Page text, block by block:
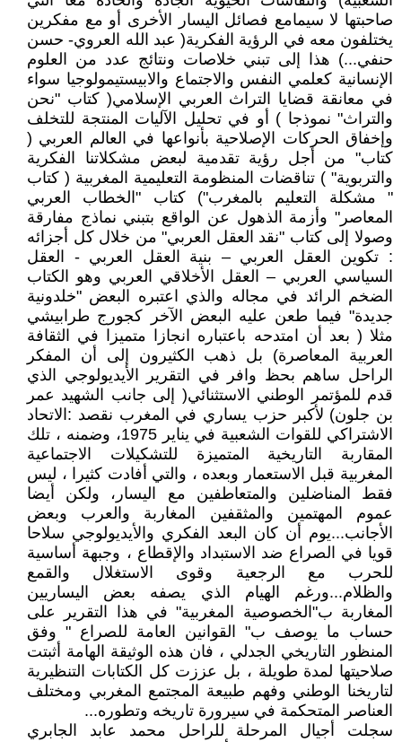
صاحبتها لا سيمامع فصائل اليسار الأخرى أو مع مفكرين
يختلفون معه في الرؤية الفكرية( عبد الله العروي- حسن
حنفي...) هذا إلى تبني خلاصات ونتائج عدد من العلوم
الإنسانية كعلمي النفس والاجتماع والابيستيمولوجيا سواء
في معانقة قضايا التراث العربي الإسلامي( كتاب "نحن
والتراث" نموذجا ) أو في تحليل الآليات المنتجة للتخلف
وإخفاق الحركات الإصلاحية بأنواعها في العالم العربي (
كتاب" من أجل رؤية تقدمية لبعض مشكلاتنا الفكرية
والتربوية" ) تناقضات المنظومة التعليمية المغربية ( كتاب
" مشكلة التعليم بالمغرب") كتاب "الخطاب العربي
المعاصر" وأزمة الذهول عن الواقع بتبني نماذج مفارقة
وصولا إلى كتاب "نقد العقل العربي" من خلال كل أجزائه
: تكوين العقل العربي – بنية العقل العربي - العقل
السياسي العربي – العقل الأخلاقي العربي وهو الكتاب
الضخم الرائد في مجاله والذي اعتبره البعض "خلدونية
جديدة" فيما طعن عليه البعض الآخر كجورج طرابيشي
مثلا ( بعد أن امتدحه باعتباره انجازا متميزا في الثقافة
العربية المعاصرة) بل ذهب الكثيرون إلى أن المفكر
الراحل ساهم بحظ وافر في التقرير الأيديولوجي الذي
قدم للمؤتمر الوطني الاستثنائي( إلى جانب الشهيد عمر
بن جلون) لأكبر حزب يساري في المغرب نقصد :الاتحاد
الاشتراكي للقوات الشعبية في يناير 1975، وضمنه ، تلك
المقاربة التاريخية المتميزة للتشكيلات الاجتماعية
المغربية قبل الاستعمار وبعده ، والتي أفادت كثيرا ، ليس
فقط المناضلين والمتعاطفين مع اليسار، ولكن أيضا
عموم المهتمين والمثقفين المغاربة والعرب وبعض
الأجانب...يوم أن كان البعد الفكري والأيديولوجي سلاحا
قويا في الصراع ضد الاستبداد والإقطاع ، وجبهة أساسية
للحرب مع الرجعية وقوى الاستغلال والقمع
والظلام...ورغم الهيام الذي يصفه بعض اليساريين
المغاربة ب"الخصوصية المغربية" في هذا التقرير على
حساب ما يوصف ب" القوانين العامة للصراع " وفق
المنظور التاريخي الجدلي ، فان هذه الوثيقة الهامة أثبتت
صلاحيتها لمدة طويلة ، بل عززت كل الكتابات التنظيرية
لتاريخنا الوطني وفهم طبيعة المجتمع المغربي ومختلف
العناصر المتحكمة في سيرورة تاريخه وتطوره...
سجلت أجيال المرحلة للراحل محمد عابد الجابري